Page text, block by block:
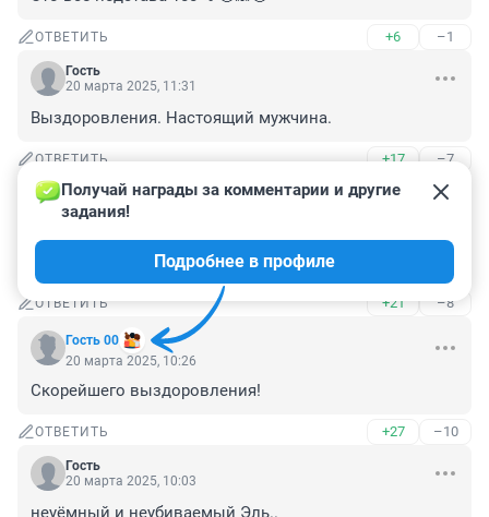
ОТВЕТИТЬ +6 –1
Гость
20 марта 2025, 11:31
Выздоровления. Настоящий мужчина.
ОТВЕТИТЬ +17 –7
Гость
20 марта 2025, 10:59
Каждый имеет право на прощение и победу над злом.
Держись и побеждай, Воин!!!
ОТВЕТИТЬ +21 –8
Гость 00
Получай награды за комментарии и другие
задания!
Подробнее в профиле
20 марта 2025, 10:26
Скорейшего выздоровления!
ОТВЕТИТЬ +27 –10
Гость
20 марта 2025, 10:03
неуёмный и неубиваемый Эль..